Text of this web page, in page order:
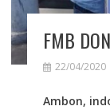
FMB
22/04/2020
Ambon,